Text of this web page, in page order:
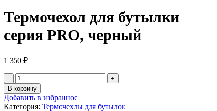
Термочехол для бутылки
серия PRO, черный
1 350 ₽
В корзину
Добавить в избранное
Категория: Термочехлы для бутылок